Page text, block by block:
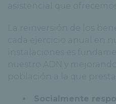
asistencial que ofrecemos.
La reinversión de los
cada ejercicio anual en
instalaciones es
nuestro ADN y
población a la que
Socialmente